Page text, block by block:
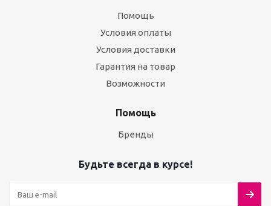
Помощь
Условия оплаты
Условия доставки
Гарантия на товар
Возможности
Помощь
Бренды
Будьте всегда в курсе!